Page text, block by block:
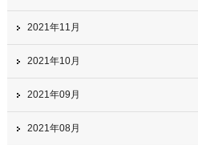
2021年11月
2021年10月
2021年09月
2021年08月